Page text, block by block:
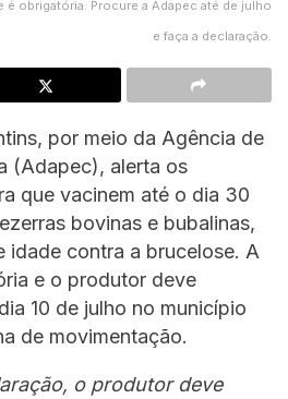
obrigatória. Procure a Adapec até de julho
e faça a declaração.
por meio da Agência de
(Adapec), alerta os
que vacinem até o dia 30
bovinas e bubalinas,
idade contra a brucelose. A
e o produtor deve
10 de julho no município
de movimentação.
o produtor deve